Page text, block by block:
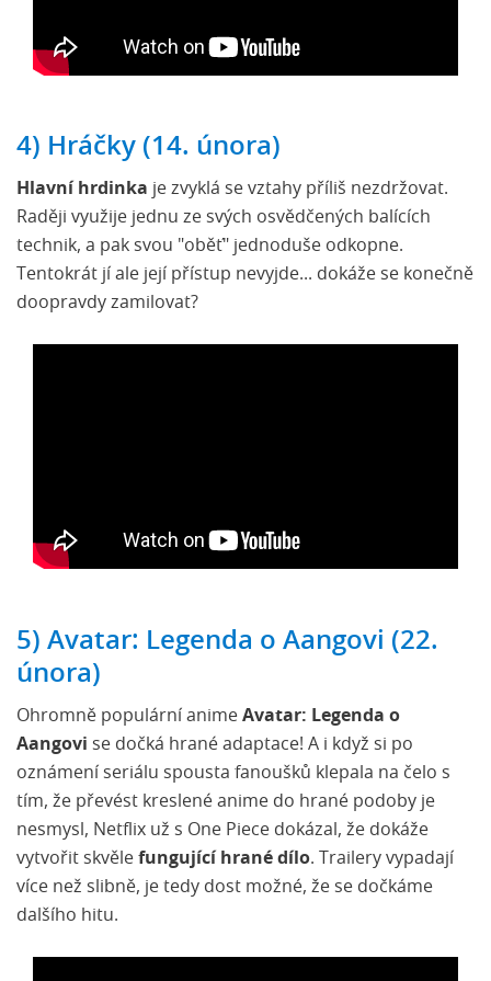
4) Hráčky (14. února)
Hlavní hrdinka je zvyklá se vztahy příliš nezdržovat.
Raději využije jednu ze svých osvědčených balících
technik, a pak svou "oběť" jednoduše odkopne.
Tentokrát jí ale její přístup nevyjde... dokáže se konečně
doopravdy zamilovat?
5) Avatar: Legenda o Aangovi (22.
února)
Ohromně populární anime Avatar: Legenda o
Aangovi se dočká hrané adaptace! A i když si po
oznámení seriálu spousta fanoušků klepala na čelo s
tím, že převést kreslené anime do hrané podoby je
nesmysl, Netflix už s One Piece dokázal, že dokáže
vytvořit skvěle fungující hrané dílo. Trailery vypadají
více než slibně, je tedy dost možné, že se dočkáme
dalšího hitu.